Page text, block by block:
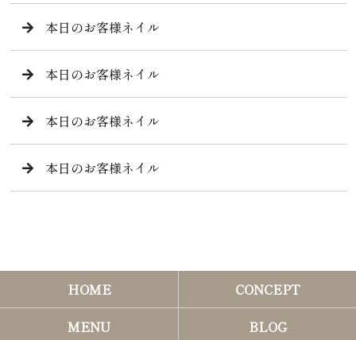
本日のお客様ネイル
本日のお客様ネイル
本日のお客様ネイル
本日のお客様ネイル
HOME
CONCEPT
MENU
BLOG